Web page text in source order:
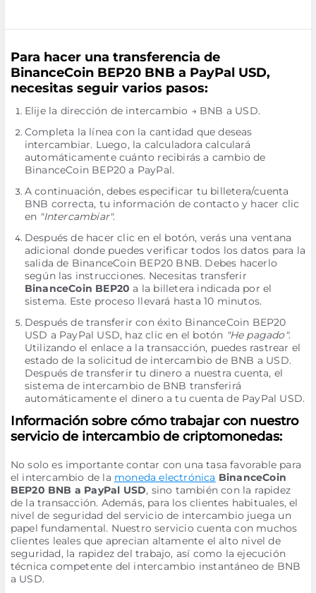
Para hacer una transferencia de
BinanceCoin BEP20 BNB a PayPal USD,
necesitas seguir varios pasos:
Elije la dirección de intercambio → BNB a USD.
Completa la línea con la cantidad que deseas
intercambiar. Luego, la calculadora calculará
automáticamente cuánto recibirás a cambio de
BinanceCoin BEP20 a PayPal.
A continuación, debes especificar tu billetera/cuenta
BNB correcta, tu información de contacto y hacer clic
en "Intercambiar".
Después de hacer clic en el botón, verás una ventana
adicional donde puedes verificar todos los datos para la
salida de BinanceCoin BEP20 BNB. Debes hacerlo
según las instrucciones. Necesitas transferir
BinanceCoin BEP20 a la billetera indicada por el
sistema. Este proceso llevará hasta 10 minutos.
Después de transferir con éxito BinanceCoin BEP20
USD a PayPal USD, haz clic en el botón "He pagado".
Utilizando el enlace a la transacción, puedes rastrear el
estado de la solicitud de intercambio de BNB a USD.
Después de transferir tu dinero a nuestra cuenta, el
sistema de intercambio de BNB transferirá
automáticamente el dinero a tu cuenta de PayPal USD.
Información sobre cómo trabajar con nuestro
servicio de intercambio de criptomonedas:
No solo es importante contar con una tasa favorable para
el intercambio de la moneda electrónica BinanceCoin
BEP20 BNB a PayPal USD, sino también con la rapidez
de la transacción. Además, para los clientes habituales, el
nivel de seguridad del servicio de intercambio juega un
papel fundamental. Nuestro servicio cuenta con muchos
clientes leales que aprecian altamente el alto nivel de
seguridad, la rapidez del trabajo, así como la ejecución
técnica competente del intercambio instantáneo de BNB
a USD.